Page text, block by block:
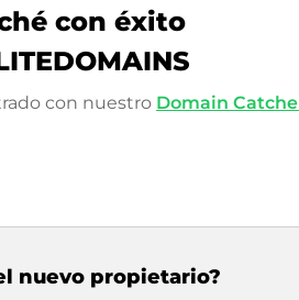
con éxito
con nuestro Domain
nuevo propietario?